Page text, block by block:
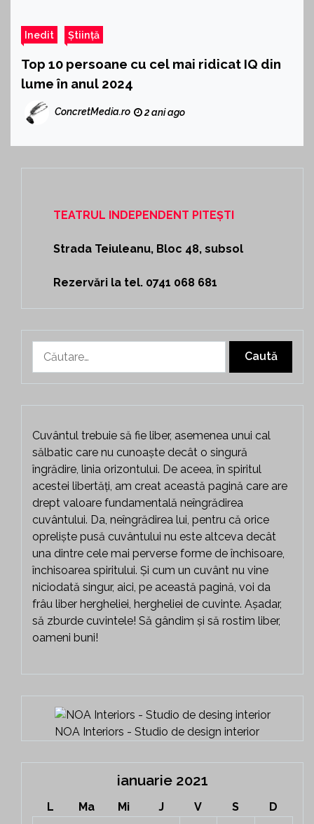
Inedit Știință
Top 10 persoane cu cel mai ridicat IQ din
lume în anul 2024
ConcretMedia.ro 2 ani ago
TEATRUL INDEPENDENT PITEȘTI
Strada Teiuleanu, Bloc 48, subsol
Rezervări la tel. 0741 068 681
după:
Cuvântul trebuie să fie liber, asemenea unui cal
sălbatic care nu cunoaște decât o singură
îngrădire, linia orizontului. De aceea, în spiritul
acestei libertăți, am creat această pagină care are
drept valoare fundamentală neîngrădirea
cuvântului. Da, neîngrădirea lui, pentru că orice
opreliște pusă cuvântului nu este altceva decât
una dintre cele mai perverse forme de închisoare,
închisoarea spiritului. Și cum un cuvânt nu vine
niciodată singur, aici, pe această pagină, voi da
frâu liber hergheliei, hergheliei de cuvinte. Așadar,
să zburde cuvintele! Să gândim și să rostim liber,
oameni buni!
NOA Interiors - Studio de design interior
ianuarie 2021
L Ma Mi J V S
D